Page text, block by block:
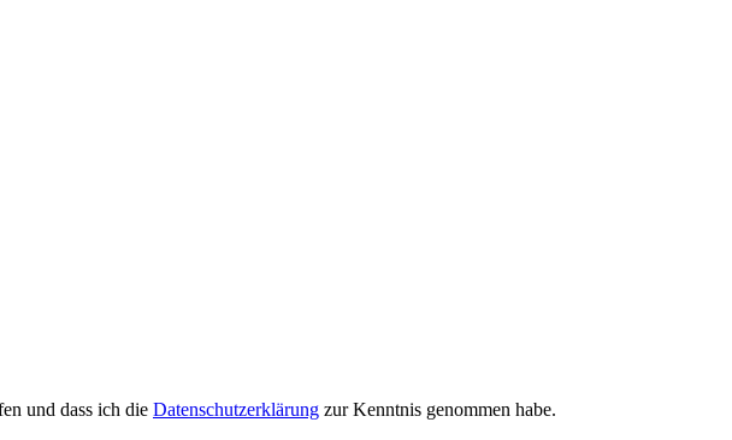
und dass ich die Datenschutzerklärung zur Kenntnis genommen habe.